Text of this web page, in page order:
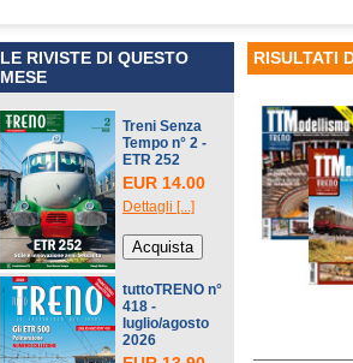
LE RIVISTE DI QUESTO
MESE
Treni Senza
Tempo n° 2 -
ETR 252
EUR 14.00
Dettagli [...]
tuttoTRENO n°
418 -
luglio/agosto
2026
RISULTATI